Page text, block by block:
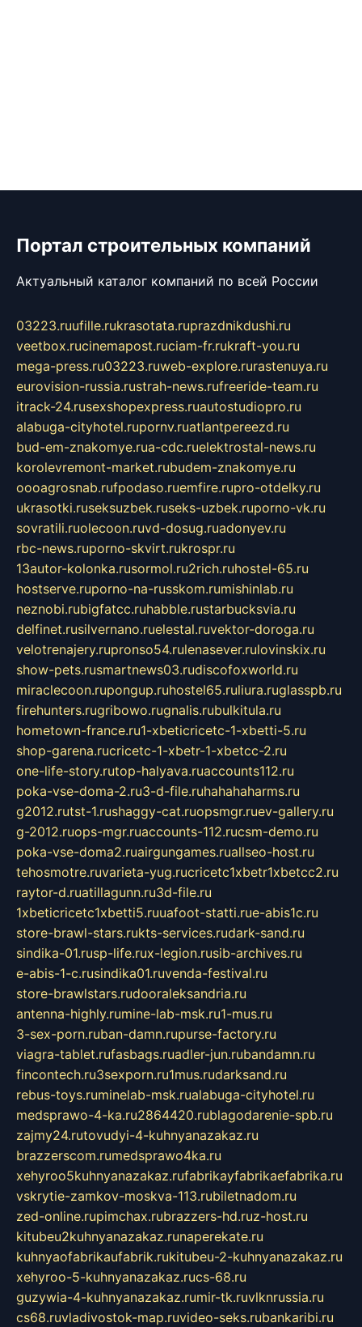
Портал строительных компаний
Актуальный каталог компаний по всей России
03223.ruufille.rukrasotata.ruprazdnikdushi.ru
veetbox.rucinemapost.ruciam-fr.rukraft-you.ru
mega-press.ru03223.ruweb-explore.rurastenuya.ru
eurovision-russia.rustrah-news.rufreeride-team.ru
itrack-24.rusexshopexpress.ruautostudiopro.ru
alabuga-cityhotel.rupornv.ruatlantpereezd.ru
bud-em-znakomye.rua-cdc.ruelektrostal-news.ru
korolevremont-market.rubudem-znakomye.ru
oooagrosnab.rufpodaso.ruemfire.rupro-otdelky.ru
ukrasotki.ruseksuzbek.ruseks-uzbek.ruporno-vk.ru
sovratili.ruolecoon.ruvd-dosug.ruadonyev.ru
rbc-news.ruporno-skvirt.rukrospr.ru
13autor-kolonka.rusormol.ru2rich.ruhostel-65.ru
hostserve.ruporno-na-russkom.rumishinlab.ru
neznobi.rubigfatcc.ruhabble.rustarbucksvia.ru
delfinet.rusilvernano.ruelestal.ruvektor-doroga.ru
velotrenajery.rupronso54.rulenasever.rulovinskix.ru
show-pets.rusmartnews03.rudiscofoxworld.ru
miraclecoon.rupongup.ruhostel65.ruliura.ruglasspb.ru
firehunters.rugribowo.rugnalis.rubulkitula.ru
hometown-france.ru1-xbeticricetc-1-xbetti-5.ru
shop-garena.rucricetc-1-xbetr-1-xbetcc-2.ru
one-life-story.rutop-halyava.ruaccounts112.ru
poka-vse-doma-2.ru3-d-file.ruhahahaharms.ru
g2012.rutst-1.rushaggy-cat.ruopsmgr.ruev-gallery.ru
g-2012.ruops-mgr.ruaccounts-112.rucsm-demo.ru
poka-vse-doma2.ruairgungames.ruallseo-host.ru
tehosmotre.ruvarieta-yug.rucricetc1xbetr1xbetcc2.ru
raytor-d.ruatillagunn.ru3d-file.ru
1xbeticricetc1xbetti5.ruuafoot-statti.rue-abis1c.ru
store-brawl-stars.rukts-services.rudark-sand.ru
sindika-01.rusp-life.rux-legion.rusib-archives.ru
e-abis-1-c.rusindika01.ruvenda-festival.ru
store-brawlstars.rudooraleksandria.ru
antenna-highly.rumine-lab-msk.ru1-mus.ru
3-sex-porn.ruban-damn.rupurse-factory.ru
viagra-tablet.rufasbags.ruadler-jun.rubandamn.ru
fincontech.ru3sexporn.ru1mus.rudarksand.ru
rebus-toys.ruminelab-msk.rualabuga-cityhotel.ru
medsprawo-4-ka.ru2864420.rublagodarenie-spb.ru
zajmy24.rutovudyi-4-kuhnyanazakaz.ru
brazzerscom.rumedsprawo4ka.ru
xehyroo5kuhnyanazakaz.rufabrikayfabrikaefabrika.ru
vskrytie-zamkov-moskva-113.rubiletnadom.ru
zed-online.rupimchax.rubrazzers-hd.ruz-host.ru
kitubeu2kuhnyanazakaz.runaperekate.ru
kuhnyaofabrikaufabrik.rukitubeu-2-kuhnyanazakaz.ru
xehyroo-5-kuhnyanazakaz.rucs-68.ru
guzywia-4-kuhnyanazakaz.rumir-tk.ruvlknrussia.ru
cs68.ruvladivostok-map.ruvideo-seks.rubankaribi.ru